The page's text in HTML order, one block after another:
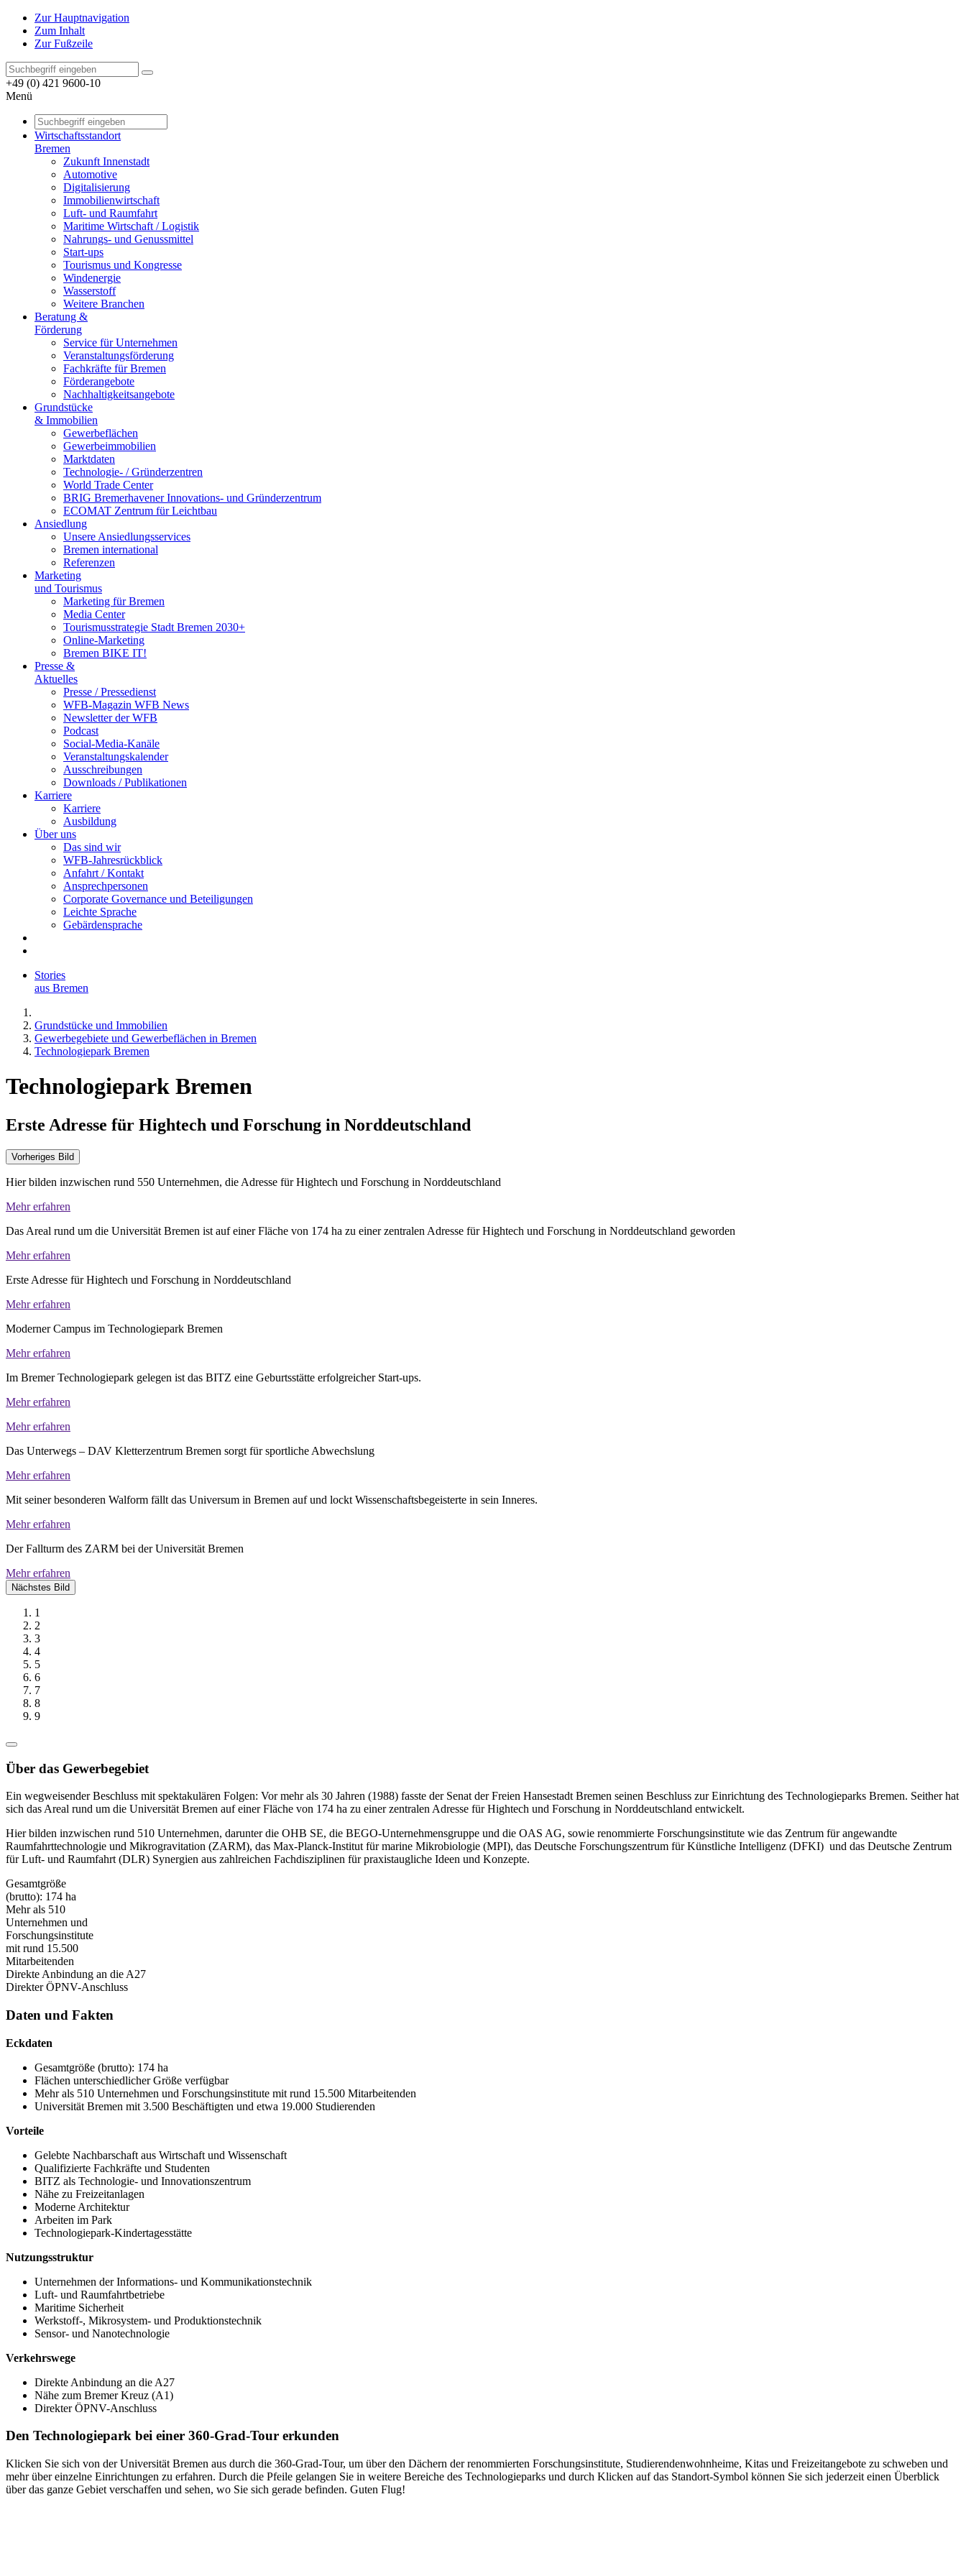
Zur Hauptnavigation
Zum Inhalt
Zur Fußzeile
+49 (0) 421 9600-10
Menü
Wirtschaftsstandort
Bremen
Zukunft Innenstadt
Automotive
Digitalisierung
Immobilienwirtschaft
Luft- und Raumfahrt
Maritime Wirtschaft / Logistik
Nahrungs- und Genussmittel
Start-ups
Tourismus und Kongresse
Windenergie
Wasserstoff
Weitere Branchen
Beratung &
Förderung
Service für Unternehmen
Veranstaltungsförderung
Fachkräfte für Bremen
Förderangebote
Nachhaltigkeitsangebote
Grundstücke
& Immobilien
Gewerbeflächen
Gewerbeimmobilien
Marktdaten
Technologie- / Gründerzentren
World Trade Center
BRIG Bremerhavener Innovations- und Gründerzentrum
ECOMAT Zentrum für Leichtbau
Ansiedlung
Unsere Ansiedlungsservices
Bremen international
Referenzen
Marketing
und Tourismus
Marketing für Bremen
Media Center
Tourismusstrategie Stadt Bremen 2030+
Online-Marketing
Bremen BIKE IT!
Presse &
Aktuelles
Presse / Pressedienst
WFB-Magazin WFB News
Newsletter der WFB
Podcast
Social-Media-Kanäle
Veranstaltungskalender
Ausschreibungen
Downloads / Publikationen
Karriere
Karriere
Ausbildung
Über uns
Das sind wir
WFB-Jahresrückblick
Anfahrt / Kontakt
Ansprechpersonen
Corporate Governance und Beteiligungen
Leichte Sprache
Gebärdensprache
Stories
aus Bremen
Grundstücke und Immobilien
Gewerbegebiete und Gewerbeflächen in Bremen
Technologiepark Bremen
Technologiepark Bremen
Erste Adresse für Hightech und Forschung in Norddeutschland
Vorheriges Bild
Hier bilden inzwischen rund 550 Unternehmen, die Adresse für Hightech und Forschung in Norddeutschland
Mehr erfahren
Das Areal rund um die Universität Bremen ist auf einer Fläche von 174 ha zu einer zentralen Adresse für Hightech und Forschung in Norddeutschland geworden
Mehr erfahren
Erste Adresse für Hightech und Forschung in Norddeutschland
Mehr erfahren
Moderner Campus im Technologiepark Bremen
Mehr erfahren
Im Bremer Technologiepark gelegen ist das BITZ eine Geburtsstätte erfolgreicher Start-ups.
Mehr erfahren
Mehr erfahren
Das Unterwegs – DAV Kletterzentrum Bremen sorgt für sportliche Abwechslung
Mehr erfahren
Mit seiner besonderen Walform fällt das Universum in Bremen auf und lockt Wissenschaftsbegeisterte in sein Inneres.
Mehr erfahren
Der Fallturm des ZARM bei der Universität Bremen
Mehr erfahren
Nächstes Bild
1
2
3
4
5
6
7
8
9
Über das Gewerbegebiet
Ein wegweisender Beschluss mit spektakulären Folgen: Vor mehr als 30 Jahren (1988) fasste der Senat der Freien Hansestadt Bremen seinen Beschluss zur Einrichtung des Technologieparks Bremen. Seither hat
sich das Areal rund um die Universität Bremen auf einer Fläche von 174 ha zu einer zentralen Adresse für Hightech und Forschung in Norddeutschland entwickelt.
Hier bilden inzwischen rund 510 Unternehmen, darunter die OHB SE, die BEGO-Unternehmensgruppe und die OAS AG, sowie renommierte Forschungsinstitute wie das Zentrum für angewandte
Raumfahrttechnologie und Mikrogravitation (ZARM), das Max-Planck-Institut für marine Mikrobiologie (MPI), das Deutsche Forschungszentrum für Künstliche Intelligenz (DFKI) und das Deutsche Zentrum
für Luft- und Raumfahrt (DLR) Synergien aus zahlreichen Fachdisziplinen für praxistaugliche Ideen und Konzepte.
Gesamtgröße
(brutto): 174 ha
Mehr als 510
Unternehmen und
Forschungsinstitute
mit rund 15.500
Mitarbeitenden
Direkte Anbindung an die A27
Direkter ÖPNV-Anschluss
Daten und Fakten
Eckdaten
Gesamtgröße (brutto): 174 ha
Flächen unterschiedlicher Größe verfügbar
Mehr als 510 Unternehmen und Forschungsinstitute mit rund 15.500 Mitarbeitenden
Universität Bremen mit 3.500 Beschäftigten und etwa 19.000 Studierenden
Vorteile
Gelebte Nachbarschaft aus Wirtschaft und Wissenschaft
Qualifizierte Fachkräfte und Studenten
BITZ als Technologie- und Innovationszentrum
Nähe zu Freizeitanlagen
Moderne Architektur
Arbeiten im Park
Technologiepark-Kindertagesstätte
Nutzungsstruktur
Unternehmen der Informations- und Kommunikationstechnik
Luft- und Raumfahrtbetriebe
Maritime Sicherheit
Werkstoff-, Mikrosystem- und Produktionstechnik
Sensor- und Nanotechnologie
Verkehrswege
Direkte Anbindung an die A27
Nähe zum Bremer Kreuz (A1)
Direkter ÖPNV-Anschluss
Den Technologiepark bei einer 360-Grad-Tour erkunden
Klicken Sie sich von der Universität Bremen aus durch die 360-Grad-Tour, um über den Dächern der renommierten Forschungsinstitute, Studierendenwohnheime, Kitas und Freizeitangebote zu schweben und
mehr über einzelne Einrichtungen zu erfahren. Durch die Pfeile gelangen Sie in weitere Bereiche des Technologieparks und durch Klicken auf das Standort-Symbol können Sie sich jederzeit einen Überblick
über das ganze Gebiet verschaffen und sehen, wo Sie sich gerade befinden. Guten Flug!